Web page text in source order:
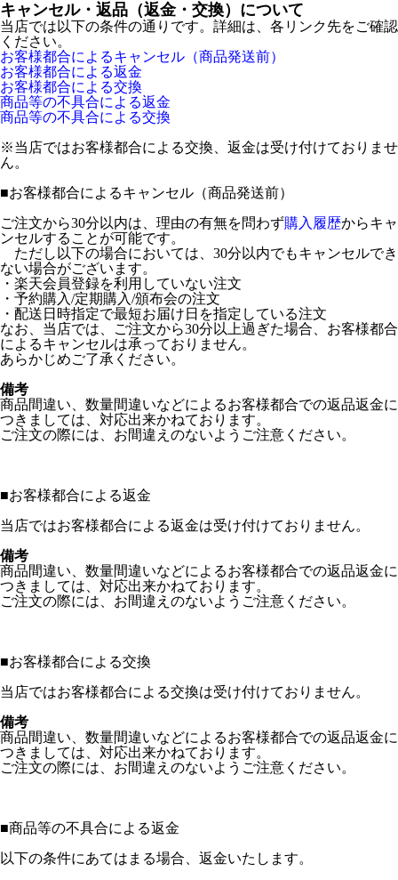
キャンセル・返品（返金・交換）について
当店では以下の条件の通りです。詳細は、各リンク先をご確認
ください。
お客様都合によるキャンセル（商品発送前）
お客様都合による返金
お客様都合による交換
商品等の不具合による返金
商品等の不具合による交換
※当店ではお客様都合による交換、返金は受け付けておりませ
ん。
■お客様都合によるキャンセル（商品発送前）
ご注文から30分以内は、理由の有無を問わず購入履歴からキャ
ンセルすることが可能です。
ただし以下の場合においては、30分以内でもキャンセルでき
ない場合がございます。
・楽天会員登録を利用していない注文
・予約購入/定期購入/頒布会の注文
・配送日時指定で最短お届け日を指定している注文
なお、当店では、ご注文から30分以上過ぎた場合、お客様都合
によるキャンセルは承っておりません。
あらかじめご了承ください。
備考
商品間違い、数量間違いなどによるお客様都合での返品返金に
つきましては、対応出来かねております。
ご注文の際には、お間違えのないようご注意ください。
■お客様都合による返金
当店ではお客様都合による返金は受け付けておりません。
備考
商品間違い、数量間違いなどによるお客様都合での返品返金に
つきましては、対応出来かねております。
ご注文の際には、お間違えのないようご注意ください。
■お客様都合による交換
当店ではお客様都合による交換は受け付けておりません。
備考
商品間違い、数量間違いなどによるお客様都合での返品返金に
つきましては、対応出来かねております。
ご注文の際には、お間違えのないようご注意ください。
■商品等の不具合による返金
以下の条件にあてはまる場合、返金いたします。